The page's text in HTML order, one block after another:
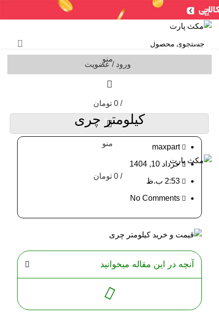
ورود / عضویت
/
0 تومان
منو
/
0 تومان
منو
وبلاگ
کیلومتر چری
maxpart
خرداد 10, 1404
2:53 ب.ظ
No Comments
آنچه در این مقاله میخوانید
سنسورها لوازم جانبی
ایسیو خودروهای چینی
شمع / وایر شمع